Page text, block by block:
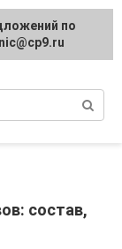
состав,
по